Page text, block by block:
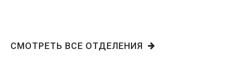
СМОТРЕТЬ ВСЕ ОТДЕЛЕНИЯ